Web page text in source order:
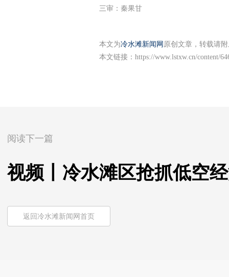
三审：秦果甘
本文为冷水滩新闻网 原创文章，转载请
本文链接： https://www.lstxw.cn/content/
阅读下一篇
视频丨冷水滩区抢抓低空
返回冷水滩新闻网首页